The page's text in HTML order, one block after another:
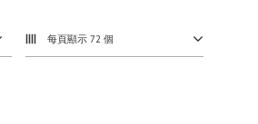
每頁顯示 72 個